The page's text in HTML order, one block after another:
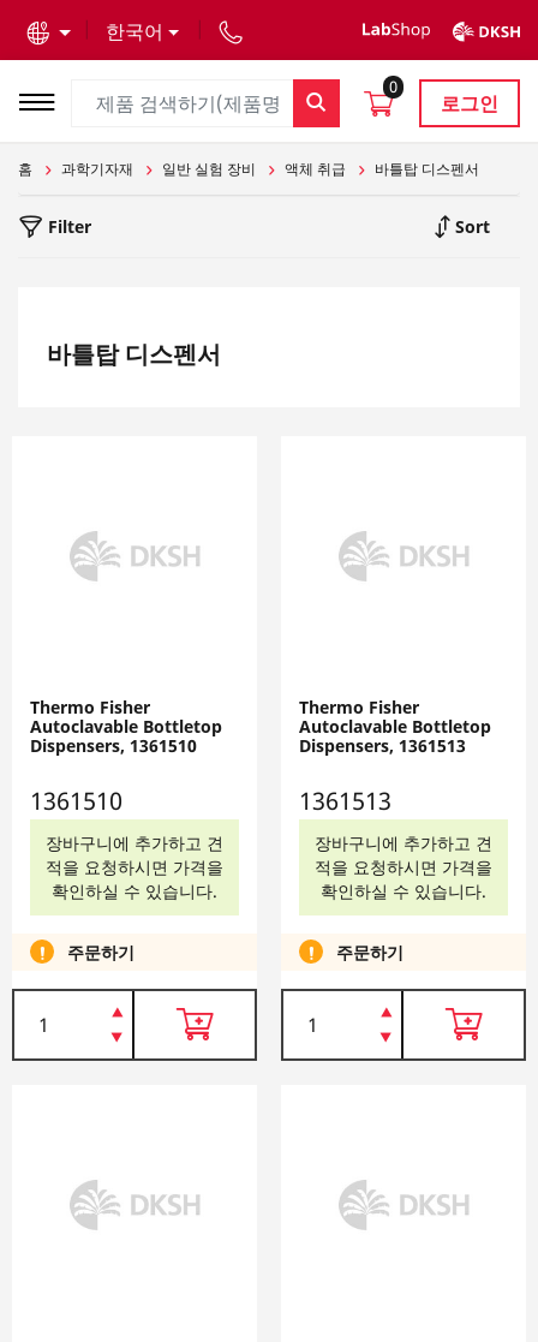
한국어
0
로그인
홈 과학기자재 일반 실험 장비 액체 취급 바틀탑 디스펜서
Filter Sort
바틀탑 디스펜서
Thermo Fisher
Autoclavable Bottletop
Dispensers, 1361510
1361510
장바구니에 추가하고 견
적을 요청하시면 가격을
확인하실 수 있습니다.
주문하기
Thermo Fisher
Autoclavable Bottletop
Dispensers, 1361513
1361513
장바구니에 추가하고 견
적을 요청하시면 가격을
확인하실 수 있습니다.
주문하기